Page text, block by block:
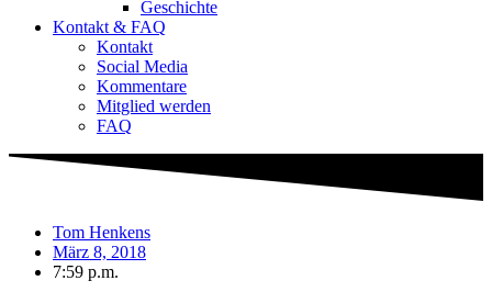
Geschichte
Kontakt & FAQ
Kontakt
Social Media
Kommentare
Mitglied werden
FAQ
Tom Henkens
März 8, 2018
7:59 p.m.